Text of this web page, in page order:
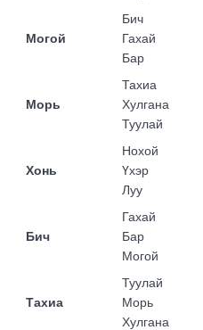
Могой
Бич
Гахай
Бар
Морь
Тахиа
Хулгана
Туулай
Хонь
Нохой
Үхэр
Луу
Бич
Гахай
Бар
Могой
Тахиа
Туулай
Морь
Хулгана